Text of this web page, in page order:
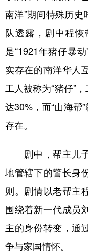
南洋”期间特殊历史
队透露，剧中程
是“1921年猪仔暴
实存在的南洋华人
工人被称为“猪仔”
达30%，而“山海帮
存在。
剧中，帮主儿子
地管辖下的警长身
则。剧情以老帮主
围绕着新一代成员
主的身份转变，通
争与家国情怀。